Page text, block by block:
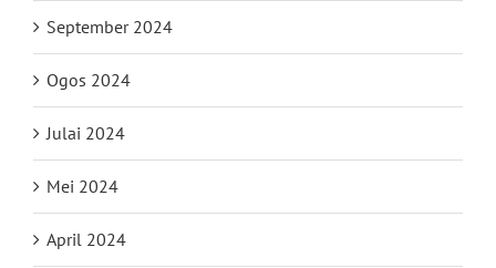
September 2024
Ogos 2024
Julai 2024
Mei 2024
April 2024